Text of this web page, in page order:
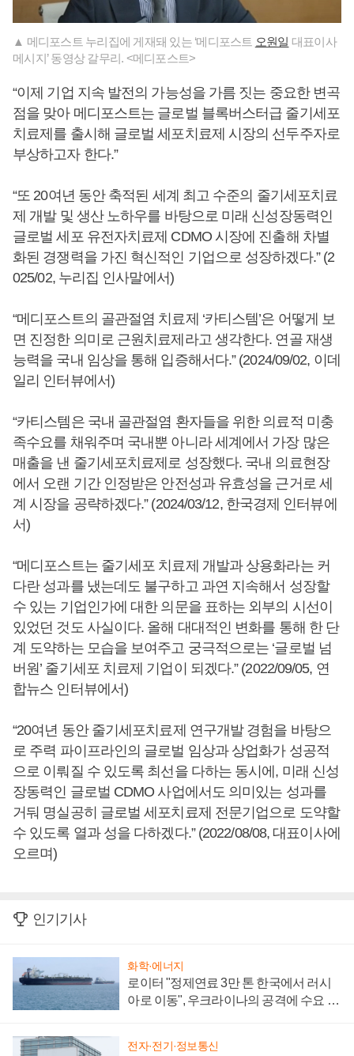
▲ 메디포스트 누리집에 게재돼 있는 ‘메디포스트 오원일 대표이사
메시지’ 동영상 갈무리. <메디포스트>
“이제 기업 지속 발전의 가능성을 가름 짓는 중요한 변곡
점을 맞아 메디포스트는 글로벌 블록버스터급 줄기세포
치료제를 출시해 글로벌 세포치료제 시장의 선두주자로
부상하고자 한다.”
“또 20여년 동안 축적된 세계 최고 수준의 줄기세포치료
제 개발 및 생산 노하우를 바탕으로 미래 신성장동력인
글로벌 세포 유전자치료제 CDMO 시장에 진출해 차별
화된 경쟁력을 가진 혁신적인 기업으로 성장하겠다.” (2
025/02, 누리집 인사말에서)
“메디포스트의 골관절염 치료제 ‘카티스템’은 어떻게 보
면 진정한 의미로 근원치료제라고 생각한다. 연골 재생
능력을 국내 임상을 통해 입증해서다.” (2024/09/02, 이데
일리 인터뷰에서)
“카티스템은 국내 골관절염 환자들을 위한 의료적 미충
족수요를 채워주며 국내뿐 아니라 세계에서 가장 많은
매출을 낸 줄기세포치료제로 성장했다. 국내 의료현장
에서 오랜 기간 인정받은 안전성과 유효성을 근거로 세
계 시장을 공략하겠다.” (2024/03/12, 한국경제 인터뷰에
서)
“메디포스트는 줄기세포 치료제 개발과 상용화라는 커
다란 성과를 냈는데도 불구하고 과연 지속해서 성장할
수 있는 기업인가에 대한 의문을 표하는 외부의 시선이
있었던 것도 사실이다. 올해 대대적인 변화를 통해 한 단
계 도약하는 모습을 보여주고 궁극적으로는 ‘글로벌 넘
버원’ 줄기세포 치료제 기업이 되겠다.” (2022/09/05, 연
합뉴스 인터뷰에서)
“20여년 동안 줄기세포치료제 연구개발 경험을 바탕으
로 주력 파이프라인의 글로벌 임상과 상업화가 성공적
으로 이뤄질 수 있도록 최선을 다하는 동시에, 미래 신성
장동력인 글로벌 CDMO 사업에서도 의미있는 성과를
거둬 명실공히 글로벌 세포치료제 전문기업으로 도약할
수 있도록 열과 성을 다하겠다.” (2022/08/08, 대표이사에
오르며)
인기기사
화학·에너지
로이터 "정제연료 3만 톤 한국에서 러시
아로 이동", 우크라이나의 공격에 수요 늘
전자·전기·정보통신